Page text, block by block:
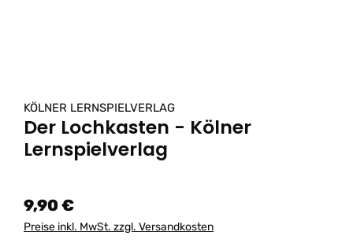
KÖLNER LERNSPIELVERLAG
Der Lochkasten - Kölner
Lernspielverlag
9,90 €
Preise inkl. MwSt. zzgl. Versandkosten